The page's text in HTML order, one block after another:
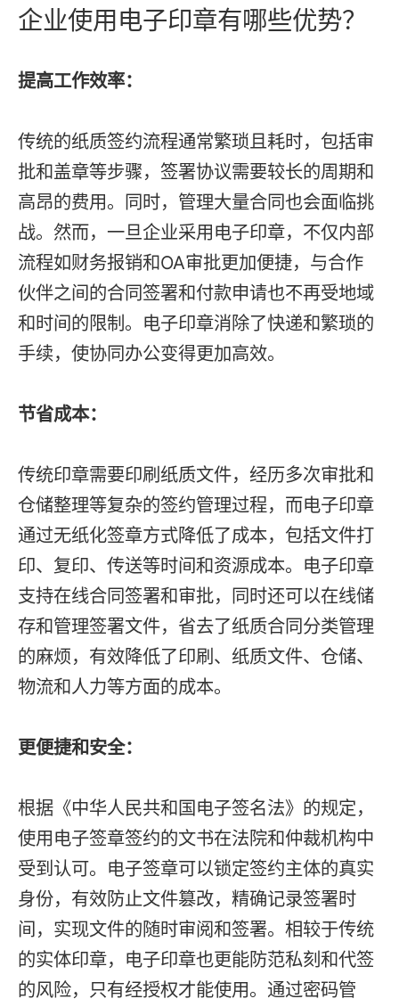
企业使用电子印章有哪些优势？
提高工作效率：
传统的纸质签约流程通常繁琐且耗时，包括审
批和盖章等步骤，签署协议需要较长的周期和
高昂的费用。同时，管理大量合同也会面临挑
战。然而，一旦企业采用电子印章，不仅内部
流程如财务报销和OA审批更加便捷，与合作
伙伴之间的合同签署和付款申请也不再受地域
和时间的限制。电子印章消除了快递和繁琐的
手续，使协同办公变得更加高效。
节省成本：
传统印章需要印刷纸质文件，经历多次审批和
仓储整理等复杂的签约管理过程，而电子印章
通过无纸化签章方式降低了成本，包括文件打
印、复印、传送等时间和资源成本。电子印章
支持在线合同签署和审批，同时还可以在线储
存和管理签署文件，省去了纸质合同分类管理
的麻烦，有效降低了印刷、纸质文件、仓储、
物流和人力等方面的成本。
更便捷和安全：
根据《中华人民共和国电子签名法》的规定，
使用电子签章签约的文书在法院和仲裁机构中
受到认可。电子签章可以锁定签约主体的真实
身份，有效防止文件篡改，精确记录签署时
间，实现文件的随时审阅和签署。相较于传统
的实体印章，电子印章也更能防范私刻和代签
的风险，只有经授权才能使用。通过密码管